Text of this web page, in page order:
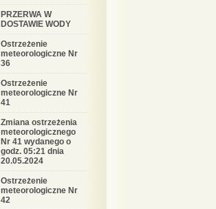
PRZERWA W
DOSTAWIE WODY
Ostrzeżenie
meteorologiczne Nr
36
Ostrzeżenie
meteorologiczne Nr
41
Zmiana ostrzeżenia
meteorologicznego
Nr 41 wydanego o
godz. 05:21 dnia
20.05.2024
Ostrzeżenie
meteorologiczne Nr
42